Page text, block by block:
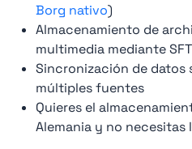
Borg nativo)
Almacenamiento de
multimedia mediante
Sincronización de datos
múltiples fuentes
Quieres el
Alemania y no necesitas